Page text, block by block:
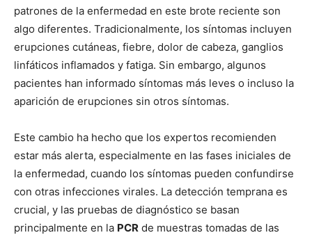
patrones de la enfermedad en este brote reciente son
algo diferentes. Tradicionalmente, los síntomas incluyen
erupciones cutáneas, fiebre, dolor de cabeza, ganglios
linfáticos inflamados y fatiga. Sin embargo, algunos
pacientes han informado síntomas más leves o incluso la
aparición de erupciones sin otros síntomas.
Este cambio ha hecho que los expertos recomienden
estar más alerta, especialmente en las fases iniciales de
la enfermedad, cuando los síntomas pueden confundirse
con otras infecciones virales. La detección temprana es
crucial, y las pruebas de diagnóstico se basan
principalmente en la PCR de muestras tomadas de las